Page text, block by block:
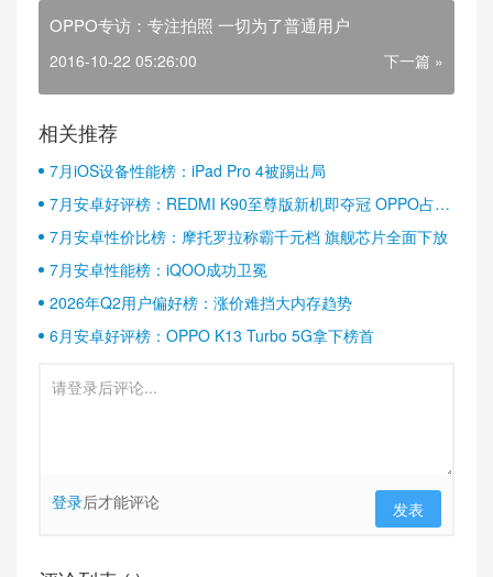
OPPO专访：专注拍照 一切为了普通用户
2016-10-22 05:26:00 下一篇 »
相关推荐
7月iOS设备性能榜：iPad Pro 4被踢出局
7月安卓好评榜：REDMI K90至尊版新机即夺冠 OPPO占据
半壁江山
7月安卓性价比榜：摩托罗拉称霸千元档 旗舰芯片全面下放
7月安卓性能榜：iQOO成功卫冕
2026年Q2用户偏好榜：涨价难挡大内存趋势
6月安卓好评榜：OPPO K13 Turbo 5G拿下榜首
登录后才能评论 发表